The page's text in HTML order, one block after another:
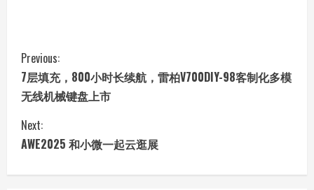
C
o
n
t
i
Previous:
7层填充，800小时长续航，雷柏V700DIY-98客制化多模
无线机械键盘上市
Next:
AWE2025 和小微一起云逛展